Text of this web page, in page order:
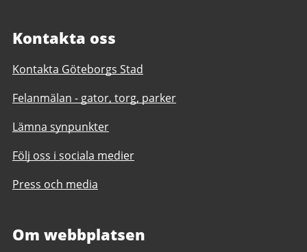
Kontakta oss
Kontakta Göteborgs Stad
Felanmälan - gator, torg, parker
Lämna synpunkter
Följ oss i sociala medier
Press och media
Om webbplatsen